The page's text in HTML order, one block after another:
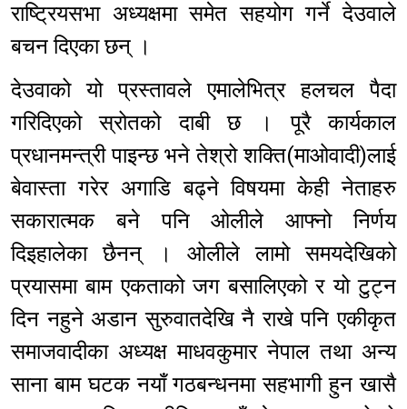
राष्ट्रियसभा अध्यक्षमा समेत सहयोग गर्ने देउवाले
बचन दिएका छन् ।
देउवाको यो प्रस्तावले एमालेभित्र हलचल पैदा
गरिदिएको स्रोतको दाबी छ । पूरै कार्यकाल
प्रधानमन्त्री पाइन्छ भने तेश्रो शक्ति(माओवादी)लाई
बेवास्ता गरेर अगाडि बढ्ने विषयमा केही नेताहरु
सकारात्मक बने पनि ओलीले आफ्नो निर्णय
दिइहालेका छैनन् । ओलीले लामो समयदेखिको
प्रयासमा बाम एकताको जग बसालिएको र यो टुट्न
दिन नहुने अडान सुरुवातदेखि नै राखे पनि एकीकृत
समाजवादीका अध्यक्ष माधवकुमार नेपाल तथा अन्य
साना बाम घटक नयाँ गठबन्धनमा सहभागी हुन खासै